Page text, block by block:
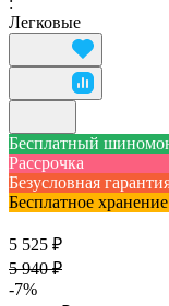
Легковые
Бесплатный
Рассрочка
Безусловная
Бесплатное хранение
5 525 ₽
5 940 ₽
-7%